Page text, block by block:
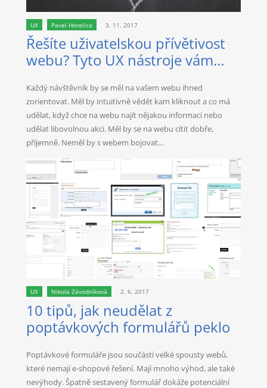
UX Pavel Horelica 3. 11. 2017
Řešíte uživatelskou přívětivost
webu? Tyto UX nástroje vám
Každý návštěvník by se měl na vašem webu ihned
zorientovat. Měl by intuitivně vědět kam kliknout a co má
udělat, když chce na webu najít nějakou informaci nebo
udělat libovolnou akci. Měl by se na webu cítit dobře,
příjemně. Neměl by s webem bojovat…
UX Nikola Závodníková 2. 6. 2017
10 tipů, jak neudělat z
poptávkových formulářů peklo
Poptávkové formuláře jsou součástí velké spousty webů,
které nemají e-shopové řešení. Mají mnoho výhod, ale také
nevýhody. Špatně sestavený formulář dokáže potenciální